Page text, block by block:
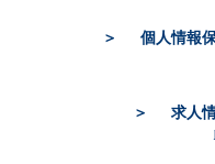
個人情報
求人